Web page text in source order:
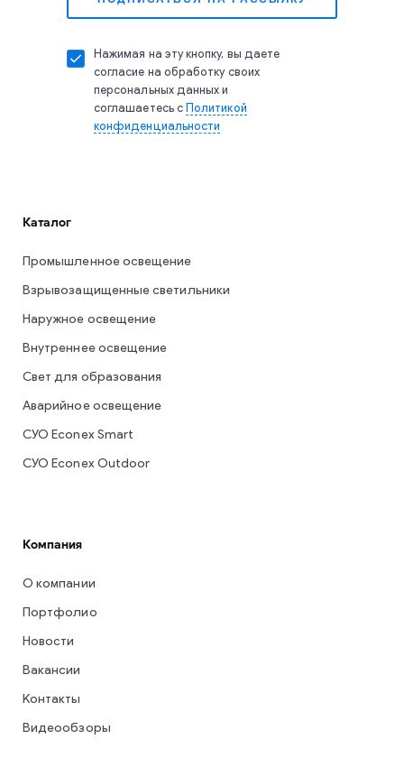
Нажимая на эту кнопку, вы даете
согласие на обработку своих
персональных данных и
соглашаетесь с Политикой
конфиденциальности
Каталог
Промышленное освещение
Взрывозащищенные светильники
Наружное освещение
Внутреннее освещение
Свет для образования
Аварийное освещение
СУО Econex Smart
СУО Econex Outdoor
Компания
О компании
Портфолио
Новости
Вакансии
Контакты
Видеообзоры